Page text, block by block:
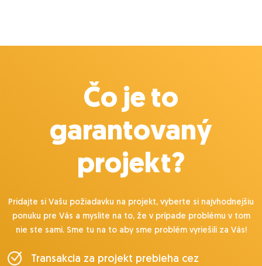
Čo je to
garantovaný
projekt?
Pridajte si Vašu požiadavku na projekt, vyberte si najvhodnejšiu
ponuku pre Vás a myslite na to, že v prípade problému v tom
nie ste sami. Sme tu na to aby sme problém vyriešili za Vás!
Transakcia za projekt prebieha cez